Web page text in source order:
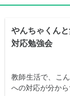
やんちゃくん
対応勉強会
教師生活で、こ
への対応が分か